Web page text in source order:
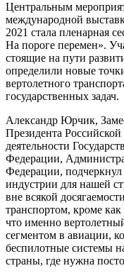
Центральным
международной
2021 стала пленарная
На пороге перемен».
стоящие на пути
определили новые
вертолетного
государственных задач.
Александр Юрчик,
Президента
деятельности
Федерации,
Федерации, подчеркнул
индустрии для нашей
вне всякой
транспортом, кроме
что именно
сегментом в авиации,
беспилотные системы
страны, где нужна